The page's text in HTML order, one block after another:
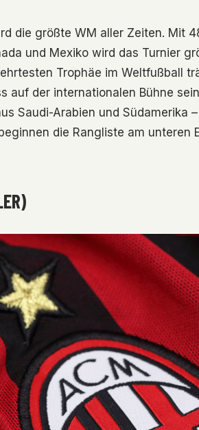
die größte WM aller Zeiten. Mit
und Mexiko wird das Turnier
Trophäe im Weltfußball
auf der internationalen Bühne
Saudi-Arabien und Südamerika
die Rangliste am unteren